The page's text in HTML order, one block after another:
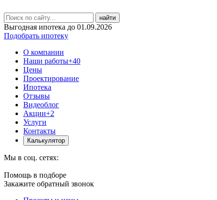
найти
Выгодная ипотека до 01.09.2026
Подобрать ипотеку
О компании
Наши работы+40
Цены
Проектирование
Ипотека
Отзывы
Видеоблог
Акции+2
Услуги
Контакты
Калькулятор
Мы в соц. сетях:
Помощь в подборе
Закажите обратный звонок